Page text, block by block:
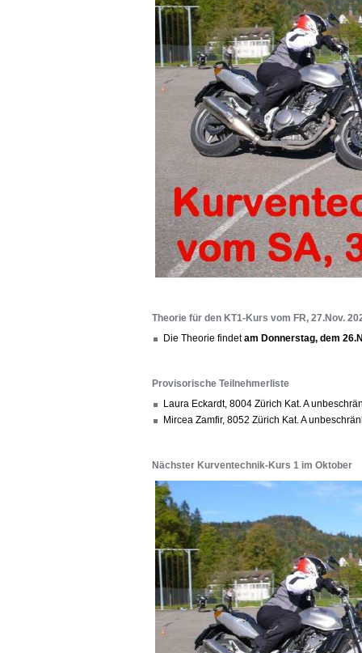
Theorie für den KT1-Kurs vom FR, 27.Nov.
Die Theorie findetam Donnerstag, dem
Provisorische Teilnehmerliste
Laura Eckardt, 8004 Zürich Kat. A
Mircea Zamfir, 8052 Zürich Kat. A
Nächster Kurventechnik-Kurs 1 im Oktober